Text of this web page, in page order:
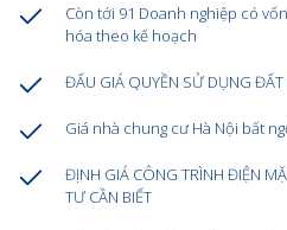
Còn tới 91 Doanh nghiệp có
hóa theo kế hoạch
ĐẤU GIÁ QUYỀN SỬ DỤNG
Giá nhà chung cư Hà Nội bất
ĐỊNH GIÁ CÔNG TRÌNH ĐIỆN
TƯ CẦN BIẾT